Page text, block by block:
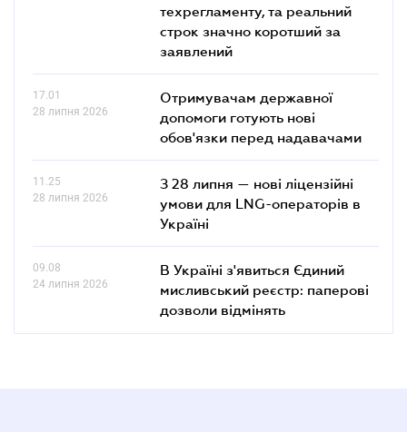
техрегламенту, та реальний
строк значно коротший за
заявлений
17.01
28 липня 2026
Отримувачам державної
допомоги готують нові
обов'язки перед надавачами
11.25
28 липня 2026
З 28 липня — нові ліцензійні
умови для LNG-операторів в
Україні
09.08
24 липня 2026
В Україні з'явиться Єдиний
мисливський реєстр: паперові
дозволи відмінять